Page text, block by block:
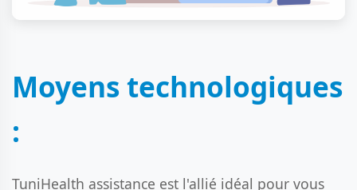
Moyens technologiques
:
TuniHealth assistance est l'allié idéal pour vous